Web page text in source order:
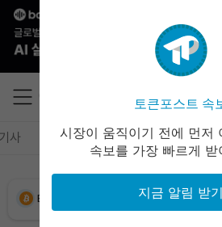
사 암호화폐 블록체인 테크 경
Ethereum (ETH)
토큰포스트 속
시장이 움직이기 전에 먼저
속보를 가장 빠르게 받
지금 알림 받기